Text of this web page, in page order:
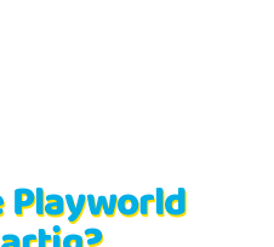
Playworld